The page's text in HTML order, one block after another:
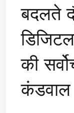
बदलते
डिजिटल
की
कंडवाल